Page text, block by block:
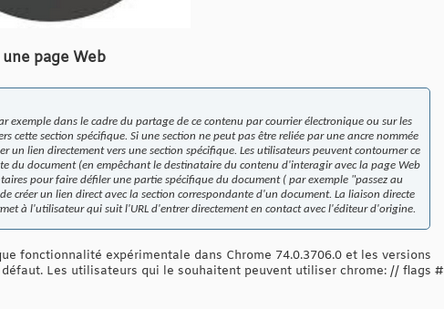
page Web
exemple dans le cadre du partage de ce contenu par courrier électronique ou sur les
cette section spécifique. Si une section ne peut pas être reliée par une ancre nommée
lien directement vers une section spécifique. Les utilisateurs peuvent contourner ce
du document (en empêchant le destinataire du contenu d'interagir avec la page Web
pour faire défiler une partie spécifique du document ( par exemple "passez au
créer un lien direct avec la section correspondante d'un document. La liaison directe
à l'utilisateur qui suit l'URL d'entrer directement en contact avec l'éditeur d'origine.
fonctionnalité expérimentale dans Chrome 74.0.3706.0 et les versions
Les utilisateurs qui le souhaitent peuvent utiliser chrome: // flags #